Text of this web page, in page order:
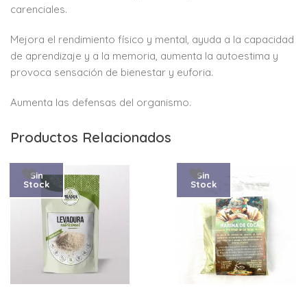
carenciales.
Mejora el rendimiento físico y mental, ayuda a la capacidad
de aprendizaje y a la memoria, aumenta la autoestima y
provoca sensación de bienestar y euforia.
Aumenta las defensas del organismo.
Productos Relacionados
Sin
Stock
Sin
Stock